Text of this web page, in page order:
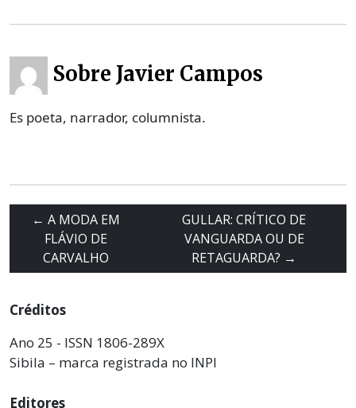
Sobre Javier Campos
Es poeta, narrador, columnista.
← A MODA EM
FLÁVIO DE
CARVALHO
GULLAR: CRÍTICO DE
VANGUARDA OU DE
RETAGUARDA? →
Créditos
Ano 25 - ISSN 1806-289X
Sibila – marca registrada no INPI
Editores